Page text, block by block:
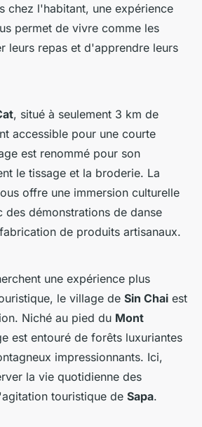
chez l'habitant, une expérience
permet de vivre comme les
leurs repas et d'apprendre leurs
, situé à seulement 3 km de
accessible pour une courte
est renommé pour son
le tissage et la broderie. La
offre une immersion culturelle
des démonstrations de danse
de produits artisanaux.
une expérience plus
le village de Sin Chai est
Niché au pied du Mont
est entouré de forêts luxuriantes
impressionnants. Ici,
la vie quotidienne des
touristique de Sapa.